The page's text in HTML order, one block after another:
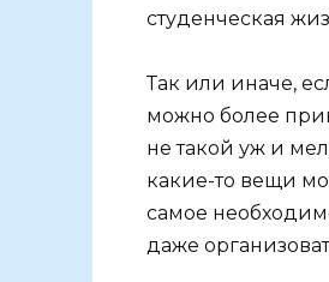
студенческая
Так или иначе,
можно более
не такой уж и
какие-то вещи
самое
даже